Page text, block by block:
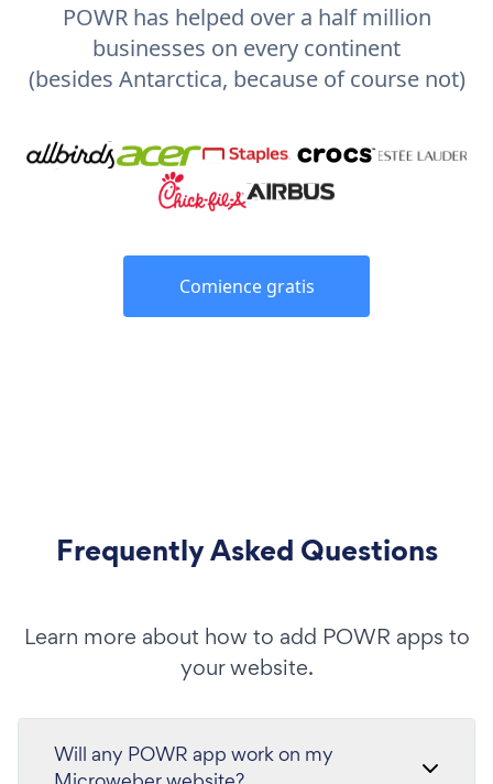
POWR has helped over a half million
businesses on every continent
(besides Antarctica, because of course not)
Comience gratis
Frequently Asked Questions
Learn more about how to add POWR apps to
your website.
Will any POWR app work on my